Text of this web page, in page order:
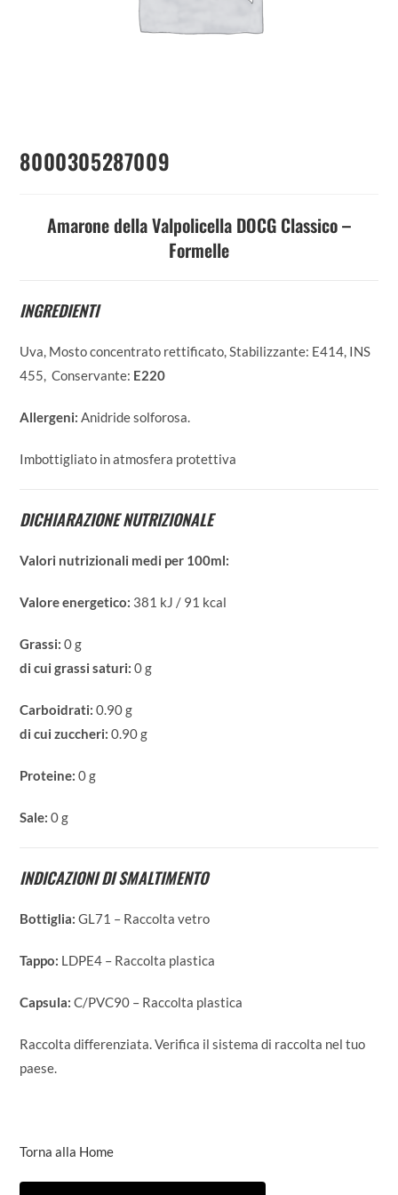
8000305287009
Amarone della Valpolicella DOCG Classico –
Formelle
INGREDIENTI
Uva, Mosto concentrato rettificato, Stabilizzante: E414, INS
455, Conservante: E220
Allergeni: Anidride solforosa.
Imbottigliato in atmosfera protettiva
DICHIARAZIONE NUTRIZIONALE
Valori nutrizionali medi per 100ml:
Valore energetico: 381 kJ / 91 kcal
Grassi: 0 g
di cui grassi saturi: 0 g
Carboidrati: 0.90 g
di cui zuccheri: 0.90 g
Proteine:0 g
Sale:0 g
INDICAZIONI DI SMALTIMENTO
Bottiglia:GL71 – Raccolta vetro
Tappo: LDPE4 – Raccolta plastica
Capsula:C/PVC90 – Raccolta plastica
Raccolta differenziata. Verifica il sistema di raccolta nel tuo
paese.
Torna alla Home